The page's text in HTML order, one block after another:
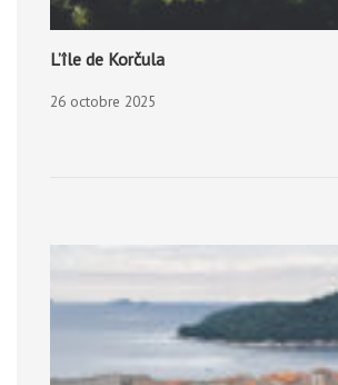
L’île de Korčula
26 octobre 2025